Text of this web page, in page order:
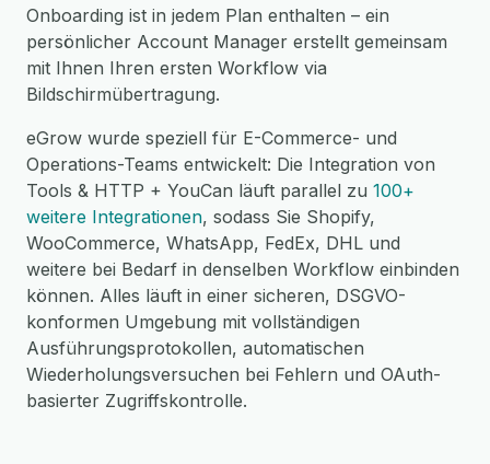
Onboarding ist in jedem Plan enthalten – ein
persönlicher Account Manager erstellt gemeinsam
mit Ihnen Ihren ersten Workflow via
Bildschirmübertragung.
eGrow wurde speziell für E-Commerce- und
Operations-Teams entwickelt: Die Integration von
Tools & HTTP + YouCan läuft parallel zu 100+
weitere Integrationen, sodass Sie Shopify,
WooCommerce, WhatsApp, FedEx, DHL und
weitere bei Bedarf in denselben Workflow einbinden
können. Alles läuft in einer sicheren, DSGVO-
konformen Umgebung mit vollständigen
Ausführungsprotokollen, automatischen
Wiederholungsversuchen bei Fehlern und OAuth-
basierter Zugriffskontrolle.